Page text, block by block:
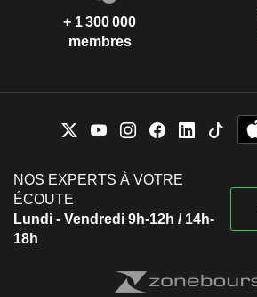
+ 1 300 000
membres
NOS EXPERTS À VOTRE
ÉCOUTE
Lundi - Vendredi 9h-12h / 14h-
18h